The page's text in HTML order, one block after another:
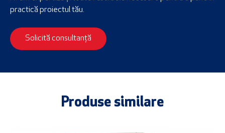
practică proiectul tău.
Solicită consultanță
Produse similare